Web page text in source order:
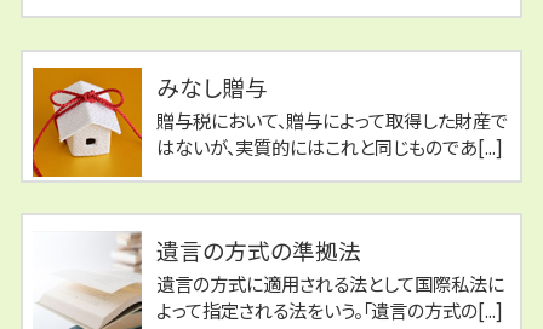
みなし贈与
贈与税において、贈与によって取得した財産で
はないが、実質的にはこれと同じものであ[...]
遺言の方式の準拠法
遺言の方式に適用される法として国際私法に
よって指定される法をいう。「遺言の方式の[...]